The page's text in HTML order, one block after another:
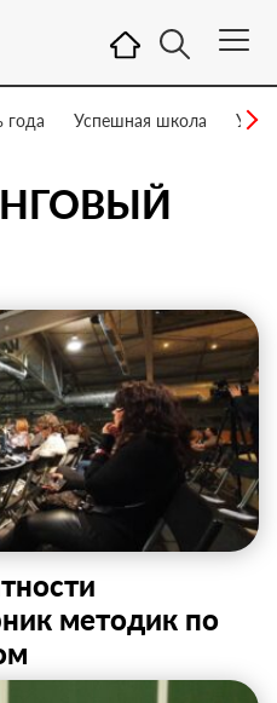
года Успешная школа
методик по